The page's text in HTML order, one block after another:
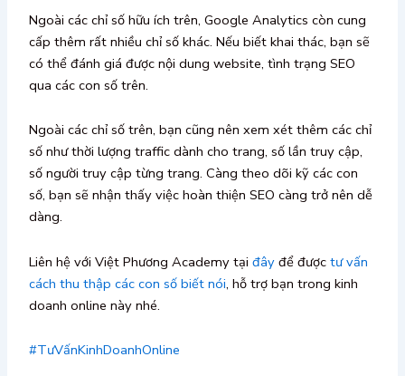
Ngoài các chỉ số hữu ích trên, Google Analytics còn cung
cấp thêm rất nhiều chỉ số khác. Nếu biết khai thác, bạn sẽ
có thể đánh giá được nội dung website, tình trạng SEO
qua các con số trên.
Ngoài các chỉ số trên, bạn cũng nên xem xét thêm các chỉ
số như thời lượng traffic dành cho trang, số lần truy cập,
số người truy cập từng trang. Càng theo dõi kỹ các con
số, bạn sẽ nhận thấy việc hoàn thiện SEO càng trở nên dễ
dàng.
Liên hệ với Việt Phương Academy tạiđâyđể đượctư vấn
cách thu thập các con số biết nói, hỗ trợ bạn trong kinh
doanh online này nhé.
#TưVấnKinhDoanhOnline